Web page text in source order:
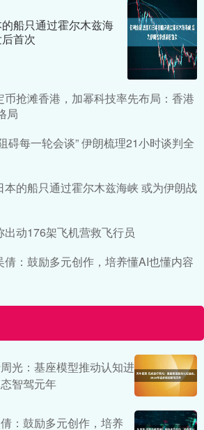
船只通过霍尔木兹海
首次
币抢滩香港，加幂科技率先布局：香港
局
碍每一轮会谈” 伊朗梳理21小时谈判全
本的船只通过霍尔木兹海峡 或为伊朗战
动176架飞机营救飞行员
倩：鼓励多元创作，培养懂AI也懂内容
光：基座模型推动认知进
智驾元年
：鼓励多元创作，培养